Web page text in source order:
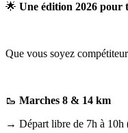
🌟 Une édition 2026 pour
Que vous soyez
🥾 Marches 8 & 14 km
→ Départ libre de 7h à 10h